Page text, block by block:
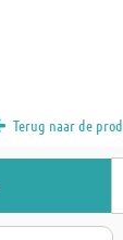
Terug naar de